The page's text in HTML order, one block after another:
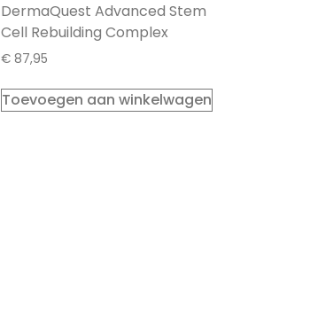
DermaQuest Advanced Stem
Cell Rebuilding Complex
€ 87,95
Toevoegen aan winkelwagen